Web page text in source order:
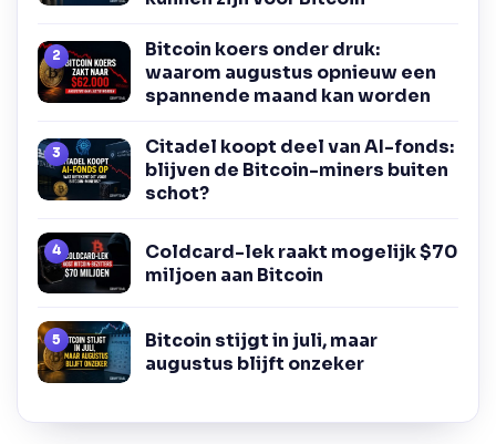
Bitcoin koers onder druk:
waarom augustus opnieuw een
spannende maand kan worden
Citadel koopt deel van AI-fonds:
blijven de Bitcoin-miners buiten
schot?
Coldcard-lek raakt mogelijk $70
miljoen aan Bitcoin
Bitcoin stijgt in juli, maar
augustus blijft onzeker